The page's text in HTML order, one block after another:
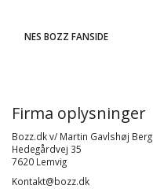
NES BOZZ FANSIDE
Firma oplysninger
Bozz.dk v/ Martin Gavlshøj Berg
Hedegårdvej 35
7620 Lemvig
Kontakt@bozz.dk